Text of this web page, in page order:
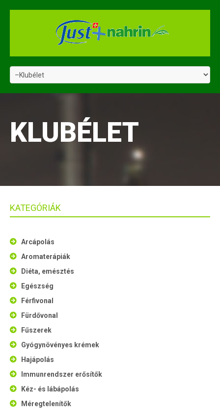
KLUBÉLET
KATEGÓRIÁK
Arcápolás
Aromaterápiák
Diéta, emésztés
Egészség
Férfivonal
Fürdővonal
Fűszerek
Gyógynövényes krémek
Hajápolás
Immunrendszer erősítők
Kéz- és lábápolás
Méregtelenítők